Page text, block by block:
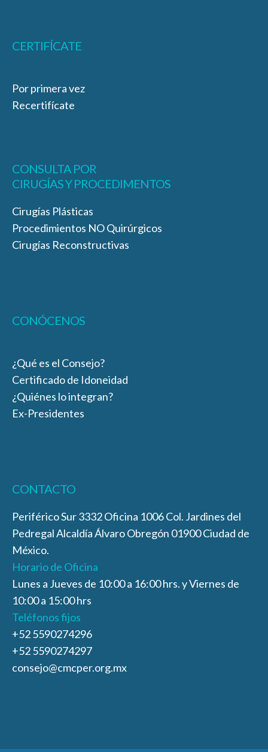
CERTIFÍCATE
Por primera vez
Recertifícate
CONSULTA POR
CIRUGÍAS Y PROCEDIMENTOS
Cirugías Plásticas
Procedimientos NO Quirúrgicos
Cirugías Reconstructivas
CONÓCENOS
¿Qué es el Consejo?
Certificado de Idoneidad
¿Quiénes lo integran?
Ex-Presidentes
CONTACTO
Periférico Sur 3332 Oficina 1006 Col. Jardines del
Pedregal Alcaldía Álvaro Obregón 01900 Ciudad de
México.
Horario de Oficina
Lunes a Jueves de 10:00 a 16:00 hrs. y Viernes de
10:00 a 15:00 hrs
Teléfonos fijos
+52 5590274296
+52 5590274297
consejo@cmcper.org.mx